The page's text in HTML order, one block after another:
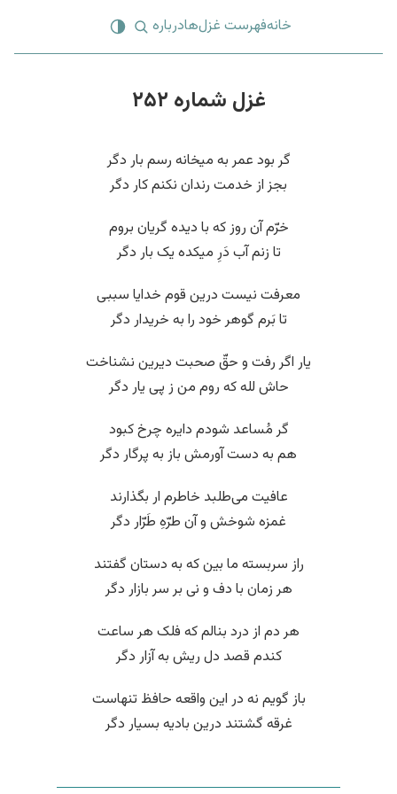
خانهفهرست غزل‌هادرباره
غزل شماره ۲۵۲
گر بود عمر به میخانه رسم بار دگر
بجز از خدمت رندان نکنم کار دگر
خرّم آن روز که با دیده گریان بروم
تا زنم آب دَرِ میکده یک بار دگر
معرفت نیست درین قوم خدایا سببی
تا بَرم گوهر خود را به خریدار دگر
یار اگر رفت و حقّ صحبت دیرین نشناخت
حاش لله که روم من ز پی یار دگر
گر مُساعد شودم دایره چرخ کبود
هم به دست آورمش باز به پرگار دگر
عافیت می‌طلبد خاطرم ار بگذارند
غمزه شوخش و آن طرّهِ طَرّار دگر
راز سربسته ما بین که به دستان گفتند
هر زمان با دف و نی بر سر بازار دگر
هر دم از درد بنالم که فلک هر ساعت
کندم قصد دل ریش به آزار دگر
باز گویم نه در این واقعه حافظ تنهاست
غرقه گشتند درین بادیه بسیار دگر